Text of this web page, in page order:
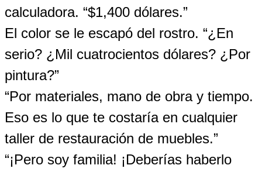
calculadora. “$1,400 dólares.”
El color se le escapó del rostro. “¿En
serio? ¿Mil cuatrocientos dólares? ¿Por
pintura?”
“Por materiales, mano de obra y tiempo.
Eso es lo que te costaría en cualquier
taller de restauración de muebles.”
“¡Pero soy familia! ¡Deberías haberlo